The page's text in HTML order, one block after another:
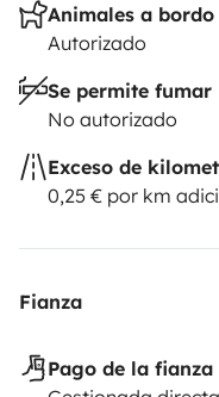
Animales a bordo
Autorizado
Se permite fumar
No autorizado
Exceso de
0,25 € por km
Fianza
Pago de la fianza